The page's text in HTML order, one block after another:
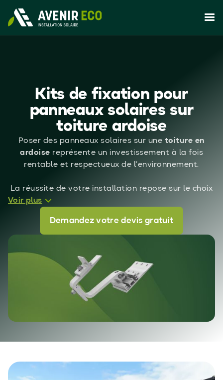
Kits de fixation pour
panneaux solaires sur
toiture ardoise
Poser des panneaux solaires sur une toiture en
ardoise représente un investissement à la fois
rentable et respectueux de l’environnement.
La réussite de votre installation repose sur le choix
du système de fixation adapté à votre toiture
-La fissuration ou la cassedes ardoises
Des infiltrationset des problèmes d’étanchéité
majeurs.
- Une réduction de la production énergétique et la
compromission de la longévité du système.
Chez Avenir Éco Photovoltaïque, nous proposons
l’ardoise assurant une installationsécurisée,
préservant l’intégrité de votre toiture.
Voir plus
Demandez votre devis gratuit